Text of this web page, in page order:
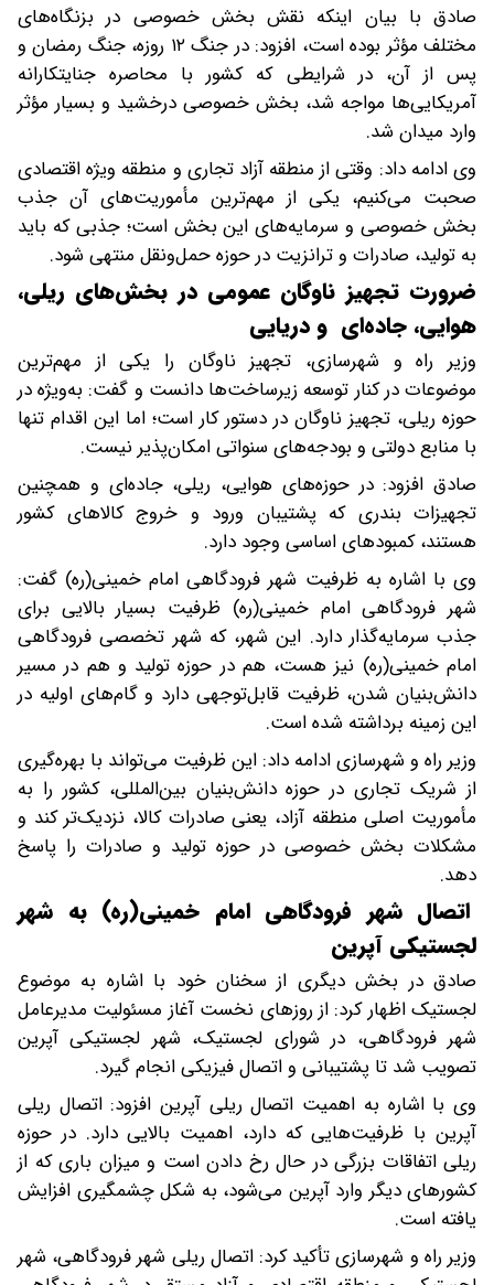
صادق با بیان اینکه نقش بخش خصوصی در بزنگاه‌های
مختلف مؤثر بوده است، افزود: در جنگ ۱۲ روزه، جنگ رمضان و
پس از آن، در شرایطی که کشور با محاصره جنایتکارانه
آمریکایی‌ها مواجه شد، بخش خصوصی درخشید و بسیار مؤثر
وارد میدان شد.
وی ادامه داد: وقتی از منطقه آزاد تجاری و منطقه ویژه اقتصادی
صحبت می‌کنیم، یکی از مهم‌ترین مأموریت‌های آن جذب
بخش خصوصی و سرمایه‌های این بخش است؛ جذبی که باید
به تولید، صادرات و ترانزیت در حوزه حمل‌ونقل منتهی شود.
ضرورت تجهیز ناوگان عمومی در بخش‌های ریلی،
هوایی، جاده‌ای و دریایی
وزیر راه و شهرسازی، تجهیز ناوگان را یکی از مهم‌ترین
موضوعات در کنار توسعه زیرساخت‌ها دانست و گفت: به‌ویژه در
حوزه ریلی، تجهیز ناوگان در دستور کار است؛ اما این اقدام تنها
با منابع دولتی و بودجه‌های سنواتی امکان‌پذیر نیست.
صادق افزود: در حوزه‌های هوایی، ریلی، جاده‌ای و همچنین
تجهیزات بندری که پشتیبان ورود و خروج کالاهای کشور
هستند، کمبودهای اساسی وجود دارد.
وی با اشاره به ظرفیت شهر فرودگاهی امام خمینی(ره) گفت:
شهر فرودگاهی امام خمینی(ره) ظرفیت بسیار بالایی برای
جذب سرمایه‌گذار دارد. این شهر، که شهر تخصصی فرودگاهی
امام خمینی(ره) نیز هست، هم در حوزه تولید و هم در مسیر
دانش‌بنیان شدن، ظرفیت قابل‌توجهی دارد و گام‌های اولیه در
این زمینه برداشته شده است.
وزیر راه و شهرسازی ادامه داد: این ظرفیت می‌تواند با بهره‌گیری
از شریک تجاری در حوزه دانش‌بنیان بین‌المللی، کشور را به
مأموریت اصلی منطقه آزاد، یعنی صادرات کالا، نزدیک‌تر کند و
مشکلات بخش خصوصی در حوزه تولید و صادرات را پاسخ
دهد.
اتصال شهر فرودگاهی امام خمینی(ره) به شهر
لجستیکی آپرین
صادق در بخش دیگری از سخنان خود با اشاره به موضوع
لجستیک اظهار کرد: از روزهای نخست آغاز مسئولیت مدیرعامل
شهر فرودگاهی، در شورای لجستیک، شهر لجستیکی آپرین
تصویب شد تا پشتیبانی و اتصال فیزیکی انجام گیرد.
وی با اشاره به اهمیت اتصال ریلی آپرین افزود: اتصال ریلی
آپرین با ظرفیت‌هایی که دارد، اهمیت بالایی دارد. در حوزه
ریلی اتفاقات بزرگی در حال رخ دادن است و میزان باری که از
کشورهای دیگر وارد آپرین می‌شود، به شکل چشمگیری افزایش
یافته است.
وزیر راه و شهرسازی تأکید کرد: اتصال ریلی شهر فرودگاهی، شهر